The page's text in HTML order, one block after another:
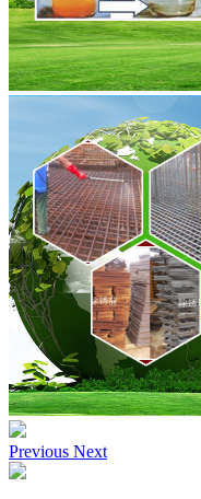
Previous Next